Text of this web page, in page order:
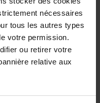
nécessaires
tous les autres types
votre permission.
ou retirer votre
relative aux